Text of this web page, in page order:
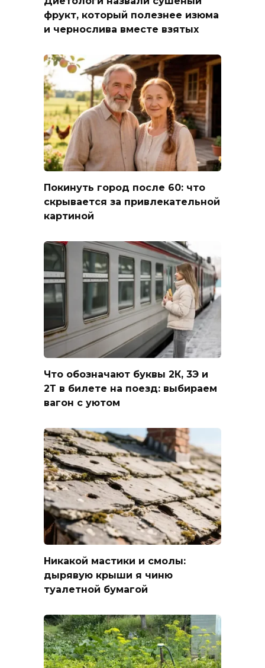
фрукт, который полезнее изюма
и чернослива вместе взятых
Покинуть город после 60: что
скрывается за привлекательной
картиной
Что обозначают буквы 2К, 3Э и
2Т в билете на поезд: выбираем
вагон с уютом
Никакой мастики и смолы:
дырявую крыши я чиню
туалетной бумагой